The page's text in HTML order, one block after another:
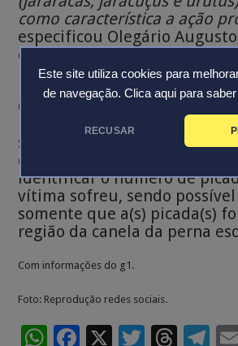
Este site utiliza cookies para
de navegação. Clica aqui para
RECUSAR
como característica a ação
especificou Olegário
criminal e da Divisão de
Polícia Científica.
Olegário explicou que, por
procedimentos médicos a
submetida, a picada original
descaracterizada. Por isso,
identificar o número de
vítima sofreu, sendo
somente que a(s) picada(s)
região da canela da perna
Com informações do g1.
Foto: Reprodução redes sociais.
W F
X
T
T
T